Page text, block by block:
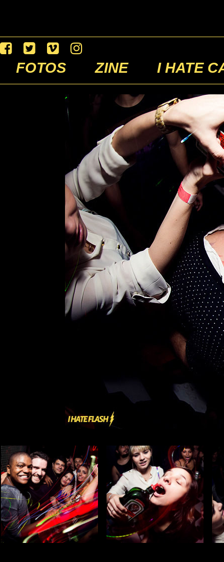
FOTOS ZINE I HATE